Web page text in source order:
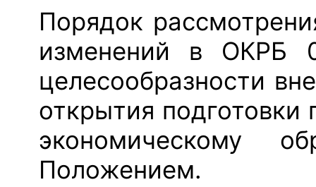
Порядок
изменений в ОКРБ
целесообразности
открытия
экономическому
Положением.